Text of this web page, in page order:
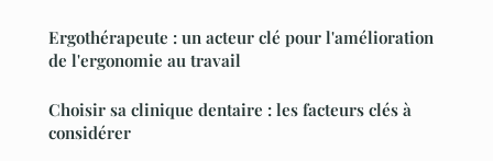
Ergothérapeute : un acteur clé pour l'amélioration
de l'ergonomie au travail
Choisir sa clinique dentaire : les facteurs clés à
considérer